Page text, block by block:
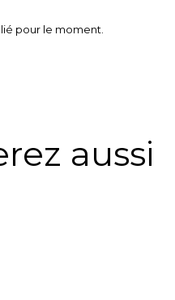
pour le moment.
aussi